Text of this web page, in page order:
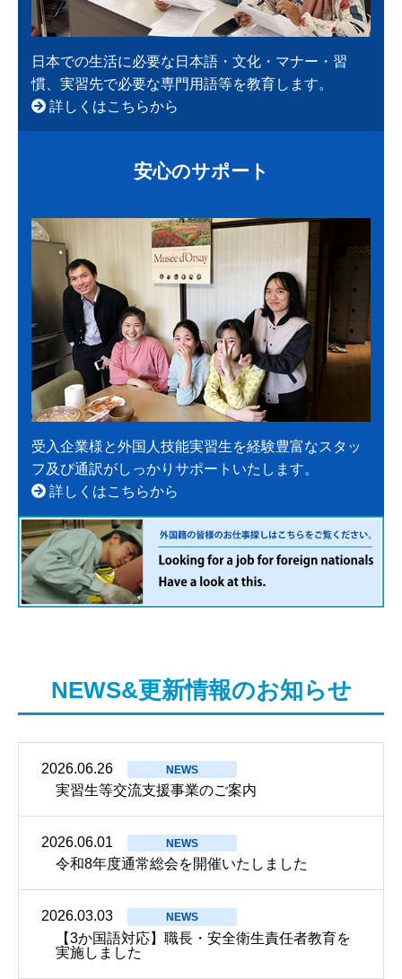
日本での生活に必要な日本語・文化・マナー・習
慣、実習先で必要な専門用語等を教育します。
詳しくはこちらから
安心のサポート
受入企業様と外国人技能実習生を経験豊富なスタッ
フ及び通訳がしっかりサポートいたします。
詳しくはこちらから
NEWS&更新情報のお知らせ
2026.06.26 NEWS
実習生等交流支援事業のご案内
2026.06.01 NEWS
令和8年度通常総会を開催いたしました
2026.03.03 NEWS
【3か国語対応】職長・安全衛生責任者教育を
実施しました